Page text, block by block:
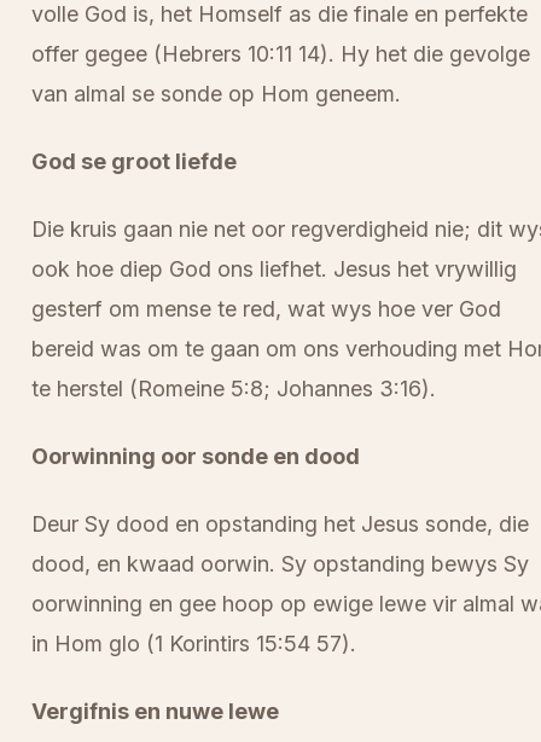
volle God is, het Homself as die finale en perfekte
offer gegee (Hebrers 10:11 14). Hy het die gevolge
van almal se sonde op Hom geneem.
God se groot liefde
Die kruis gaan nie net oor regverdigheid nie; dit
ook hoe diep God ons liefhet. Jesus het vrywillig
gesterf om mense te red, wat wys hoe ver God
bereid was om te gaan om ons verhouding met
te herstel (Romeine 5:8; Johannes 3:16).
Oorwinning oor sonde en dood
Deur Sy dood en opstanding het Jesus sonde, die
dood, en kwaad oorwin. Sy opstanding bewys Sy
oorwinning en gee hoop op ewige lewe vir almal
in Hom glo (1 Korintirs 15:54 57).
Vergifnis en nuwe lewe